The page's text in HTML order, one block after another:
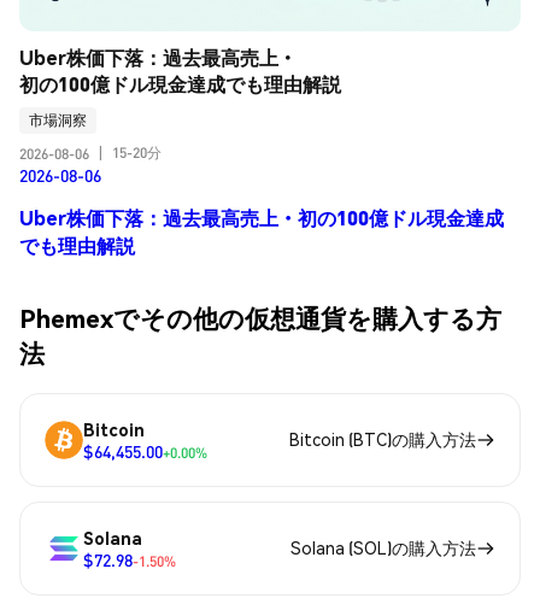
Uber株価下落：過去最高売上・
初の100億ドル現金達成でも理由解説
市場洞察
2026-08-06
15-20分
2026-08-06
Uber株価下落：過去最高売上・初の100億ドル現金達成
でも理由解説
Phemexでその他の仮想通貨を購入する方
法
Bitcoin
$64,455.00+0.00%
Bitcoin (BTC)の購入方法
Solana
$72.98-1.50%
Solana (SOL)の購入方法